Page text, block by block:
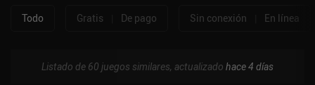
Todo Gratis De pago Sin conexión En línea
Listado de 60 juegos similares, actualizado hace 4 días